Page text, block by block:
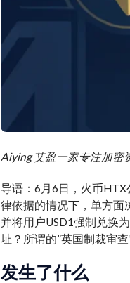
Aiying 艾盈一家专注加密
导语：6月6日，火币HTX
律依据的情况下，单方面
并将用户USD1强制兑换
址？所谓的”英国制裁审
发生了什么